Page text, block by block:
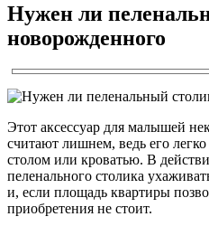
Нужен ли
новорожденного
Этот аксессуар для малышей
считают лишнем, ведь его
столом или кроватью. В
пеленального столика
и, если площадь квартиры
приобретения не стоит.